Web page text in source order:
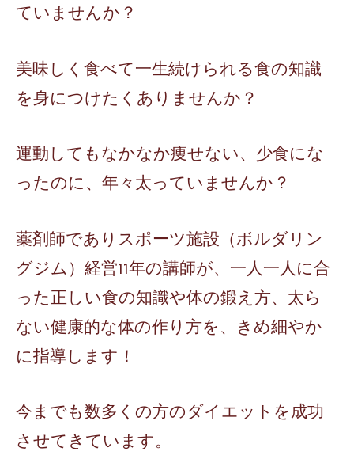
ていませんか？
美味しく食べて一生続けられる食の知識
を身につけたくありませんか？
運動してもなかなか痩せない、少食にな
ったのに、年々太っていませんか？
薬剤師でありスポーツ施設（ボルダリン
グジム）経営11年の講師が、一人一人に合
った正しい食の知識や体の鍛え方、太ら
ない健康的な体の作り方を、きめ細やか
に指導します！
今までも数多くの方のダイエットを成功
させてきています。